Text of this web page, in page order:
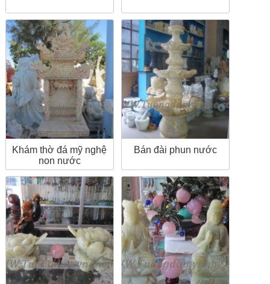
Khám thờ đá mỹ nghệ
non nước
Bán đài phun nước